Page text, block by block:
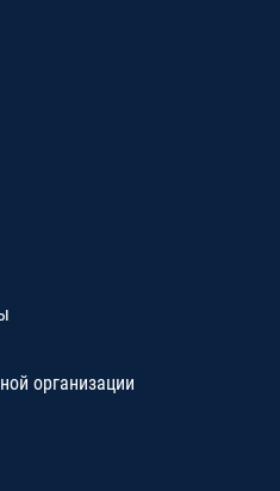
организации